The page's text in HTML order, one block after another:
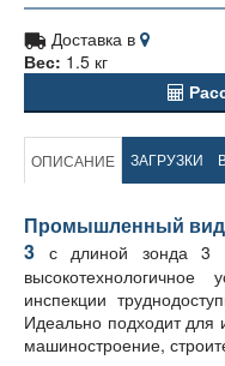
Доставка в
Вес: 1.5 кг
ОПИСАНИЕ ЗАГРУЗКИ
Промышленный
3 с длиной зонда 3
высокотехнологичное
инспекции
Идеально подходит для
машиностроение,